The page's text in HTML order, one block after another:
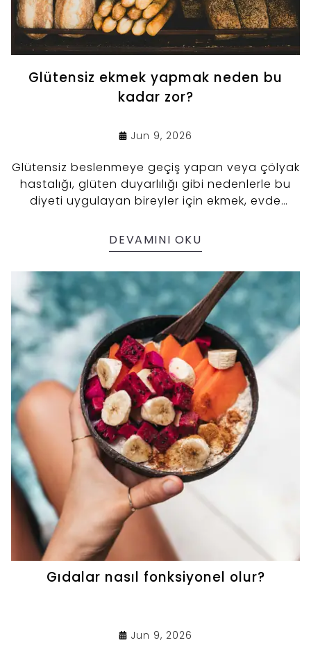
Glütensiz ekmek yapmak neden bu
kadar zor?
Jun 9, 2026
Glütensiz beslenmeye geçiş yapan veya çölyak
hastalığı, glüten duyarlılığı gibi nedenlerle bu
diyeti uygulayan bireyler için ekmek, evde
Ancak geleneksel buğday ekmeği tariflerini
glütensiz unlarla denediğinizde aynı esnekliği,
hacmi ve yumuşak dokuyu elde etmek
genellikle mümkün olmaz. Bu durum mutfak
yetenekleriyle ilgili bir eksiklikten ziyade,
tamamen gıda kimyasıyla ilgilidir.
DEVAMINI OKU
Gıdalar nasıl fonksiyonel olur?
Jun 9, 2026